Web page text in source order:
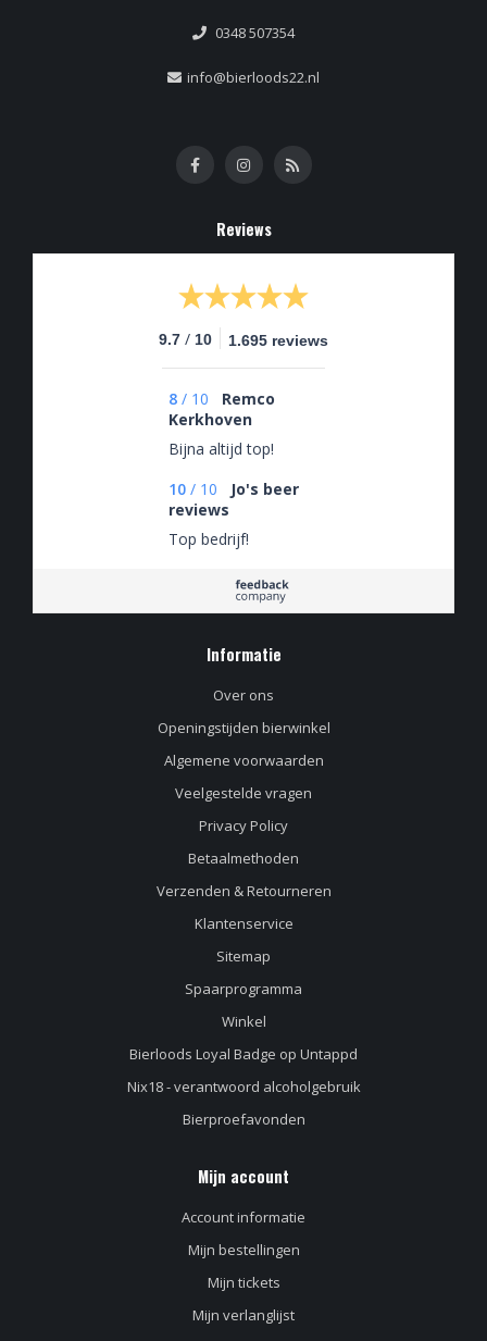
0348 507354
info@bierloods22.nl
Reviews
9.7 / 10 1.695 reviews
8 / 10
Remco
Kerkhoven
Bijna altijd top!
10 / 10
Jo's beer
reviews
Top bedrijf!
Informatie
Over ons
Openingstijden bierwinkel
Algemene voorwaarden
Veelgestelde vragen
Privacy Policy
Betaalmethoden
Verzenden & Retourneren
Klantenservice
Sitemap
Spaarprogramma
Winkel
Bierloods Loyal Badge op Untappd
Nix18 - verantwoord alcoholgebruik
Bierproefavonden
Mijn account
Account informatie
Mijn bestellingen
Mijn tickets
Mijn verlanglijst